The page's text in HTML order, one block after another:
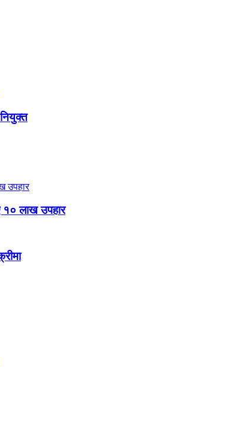
१० लाख उपहार